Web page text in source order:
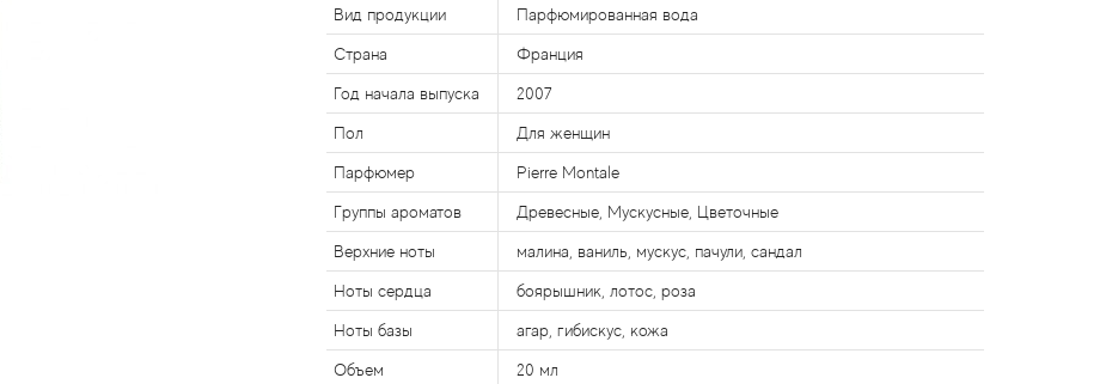
Вид продукции Парфюмированная вода
Страна Франция
Год начала выпуска 2007
Пол Для женщин
Парфюмер Pierre Montale
Группы ароматов Древесные, Мускусные, Цветочные
Верхние ноты малина, ваниль, мускус, пачули, сандал
Ноты сердца боярышник, лотос, роза
Ноты базы агар, гибискус, кожа
Объем 20 мл